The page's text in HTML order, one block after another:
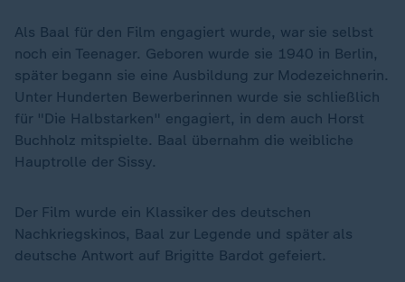
Als Baal für den Film engagiert wurde, war sie selbst
noch ein Teenager. Geboren wurde sie 1940 in Berlin,
später begann sie eine Ausbildung zur Modezeichnerin.
Unter Hunderten Bewerberinnen wurde sie schließlich
für "Die Halbstarken" engagiert, in dem auch Horst
Buchholz mitspielte. Baal übernahm die weibliche
Hauptrolle der Sissy.
Der Film wurde ein Klassiker des deutschen
Nachkriegskinos, Baal zur Legende und später als
deutsche Antwort auf Brigitte Bardot gefeiert.